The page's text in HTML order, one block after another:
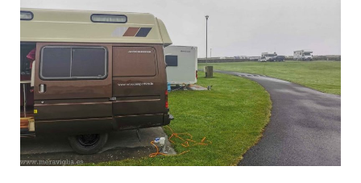
cortas
el
Valle
de
Arán